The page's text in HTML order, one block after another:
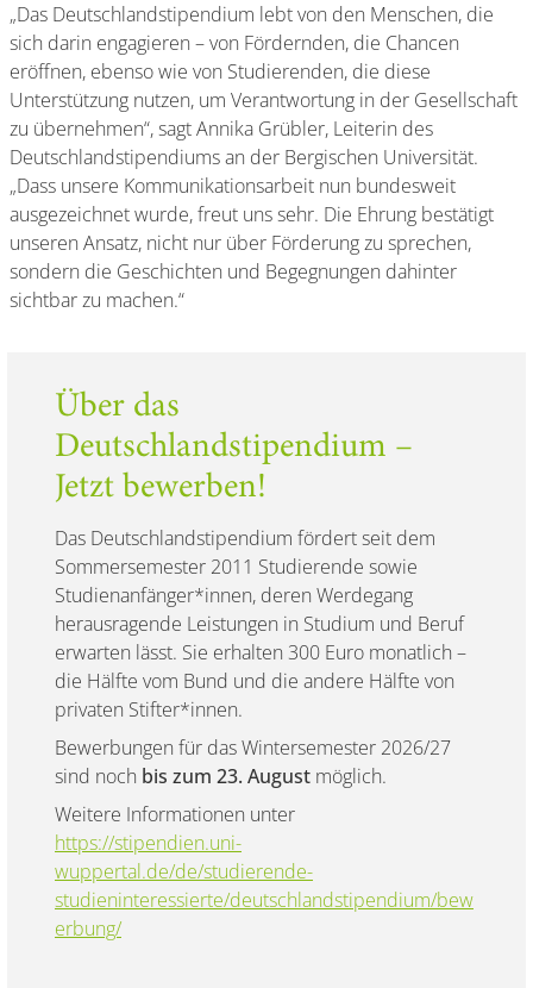
„Das Deutschlandstipendium lebt von den Menschen, die
sich darin engagieren – von Fördernden, die Chancen
eröffnen, ebenso wie von Studierenden, die diese
Unterstützung nutzen, um Verantwortung in der Gesellschaft
zu übernehmen“, sagt Annika Grübler, Leiterin des
Deutschlandstipendiums an der Bergischen Universität.
„Dass unsere Kommunikationsarbeit nun bundesweit
ausgezeichnet wurde, freut uns sehr. Die Ehrung bestätigt
unseren Ansatz, nicht nur über Förderung zu sprechen,
sondern die Geschichten und Begegnungen dahinter
sichtbar zu machen.“
Über das
Deutschlandstipendium –
Jetzt bewerben!
Das Deutschlandstipendium fördert seit dem
Sommersemester 2011 Studierende sowie
Studienanfänger*innen, deren Werdegang
herausragende Leistungen in Studium und Beruf
erwarten lässt. Sie erhalten 300 Euro monatlich –
die Hälfte vom Bund und die andere Hälfte von
privaten Stifter*innen.
Bewerbungen für das Wintersemester 2026/27
sind noch bis zum 23. August möglich.
Weitere Informationen unter
https://stipendien.uni-
wuppertal.de/de/studierende-
studieninteressierte/deutschlandstipendium/bew
erbung/